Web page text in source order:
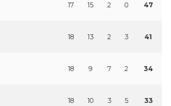
17 15 2 0 47
18 13 2 3 41
18 9 7 2 34
18 10 3 5 33